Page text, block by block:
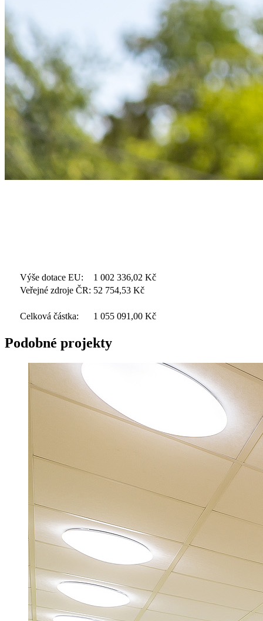
Výše dotace EU: 1 002 336,02 Kč
Veřejné zdroje ČR: 52 754,53 Kč
Celková částka: 1 055 091,00 Kč
Podobné projekty